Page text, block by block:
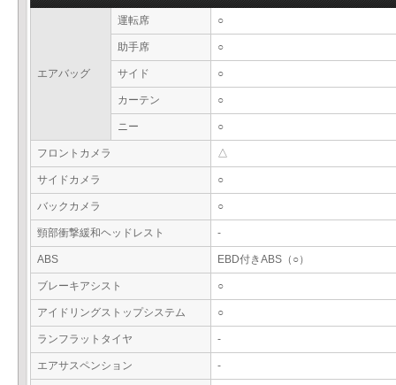
エアバッグ
運転席 ○
助手席 ○
サイド ○
カーテン ○
ニー ○
フロントカメラ △
サイドカメラ ○
バックカメラ ○
頸部衝撃緩和ヘッドレスト -
ABS EBD付きABS（○）
ブレーキアシスト ○
アイドリングストップシステム ○
ランフラットタイヤ -
エアサスペンション -